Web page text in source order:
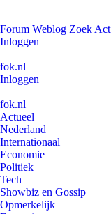
Forum Weblog Zoek
Inloggen
fok.nl
Inloggen
fok.nl
Actueel
Nederland
Internationaal
Economie
Politiek
Tech
Showbiz en Gossip
Opmerkelijk